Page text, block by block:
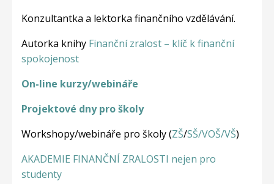
Konzultantka a lektorka finančního vzdělávání.
Autorka knihy Finanční zralost – klíč k finanční
spokojenost
On-line kurzy/webináře
Projektové dny pro školy
Workshopy/webináře pro školy (ZŠ/SŠ/VOŠ/VŠ)
AKADEMIE FINANČNÍ ZRALOSTI nejen pro
studenty